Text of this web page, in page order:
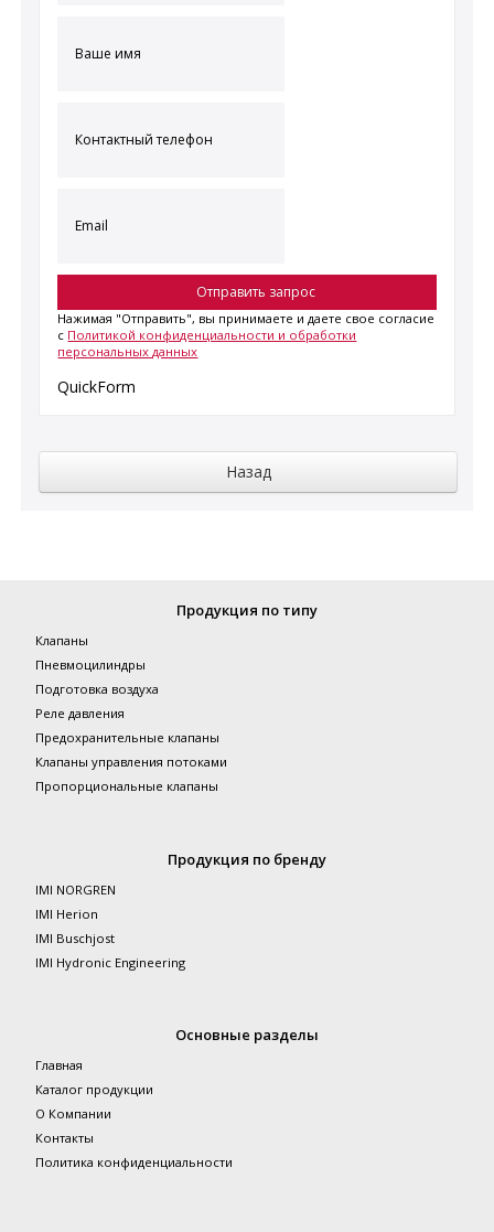
Нажимая "Отправить", вы принимаете и даете свое согласие
с Политикой конфиденциальности и обработки
персональных данных
QuickForm
Продукция по типу
Клапаны
Пневмоцилиндры
Подготовка воздуха
Реле давления
Предохранительные клапаны
Клапаны управления потоками
Пропорциональные клапаны
Продукция по бренду
IMI NORGREN
IMI Herion
IMI Buschjost
IMI Hydronic Engineering
Основные разделы
Главная
Каталог продукции
О Компании
Контакты
Политика конфиденциальности